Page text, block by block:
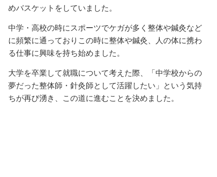
めバスケットをしていました。
中学・高校の時にスポーツでケガが多く整体や鍼灸など
に頻繁に通っておりこの時に整体や鍼灸、人の体に携わ
る仕事に興味を持ち始めました。
大学を卒業して就職について考えた際、「中学校からの
夢だった整体師・針灸師として活躍したい」という気持
ちが再び湧き、この道に進むことを決めました。